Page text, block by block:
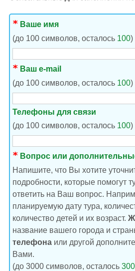
Ваше имя
(до 100 символов, осталось 100)
Ваш e-mail
(до 100 символов, осталось 100)
Телефоны для связи
(до 100 символов, осталось 100)
Вопрос или
Напишите, что Вы хотите
подробности, которые помогут
ответить на Ваш вопрос.
планируемую дату тура,
количество детей и их возраст.
название вашего города и
телефона или другой
Вами.
(до 3000 символов, осталось